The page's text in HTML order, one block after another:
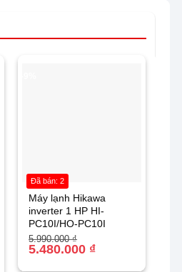
Máy lạnh Hikawa
inverter 1 HP HI-
PC10I/HO-PC10I
5.990.000₫
Giá
gốc
là:
5.480.000 ₫
Giá
hiện
tại
Đã bán: 2